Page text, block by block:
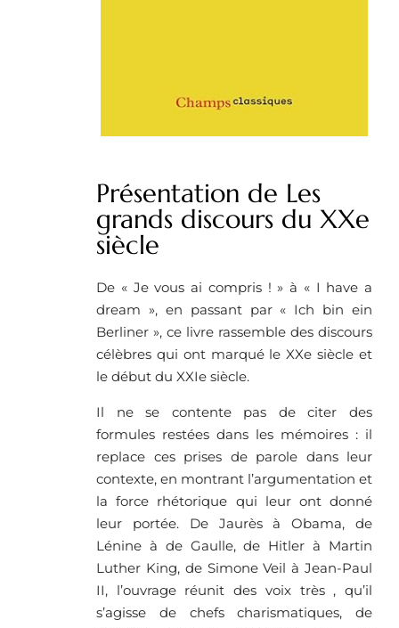
Présentation de Les
grands discours du XXe
siècle
De « Je vous ai compris ! » à « I have a
dream », en passant par « Ich bin ein
Berliner », ce livre rassemble des discours
célèbres qui ont marqué le XXe siècle et
le début du XXIe siècle.
Il ne se contente pas de citer des
formules restées dans les mémoires : il
replace ces prises de parole dans leur
contexte, en montrant l’argumentation et
la force rhétorique qui leur ont donné
leur portée. De Jaurès à Obama, de
Lénine à de Gaulle, de Hitler à Martin
Luther King, de Simone Veil à Jean-Paul
II, l’ouvrage réunit des voix très , qu’il
s’agisse de chefs charismatiques, de